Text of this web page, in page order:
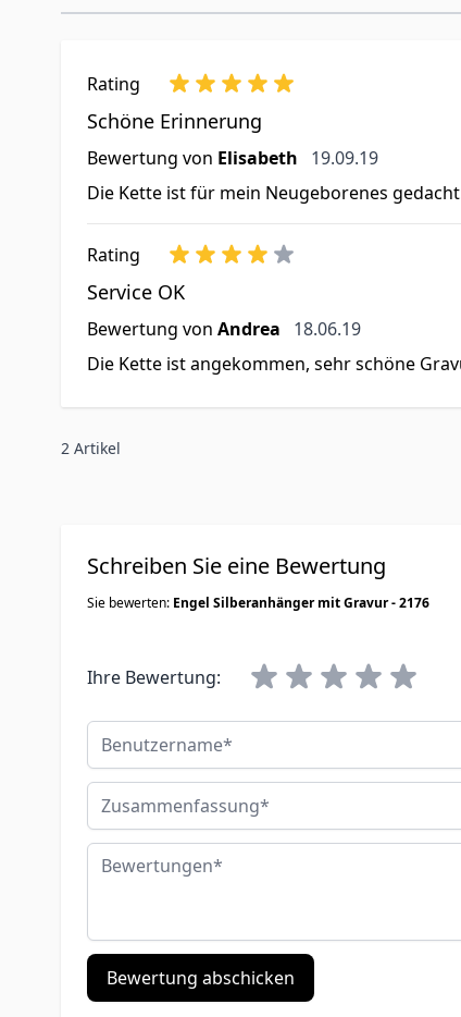
Rating
Schöne Erinnerung
Bewertung von Elisabeth 19. September 2019
19.09.19
Die Kette ist für mein Neugeborenes
Rating
Service OK
Bewertung von Andrea 18. Juni 2019
18.06.19
Die Kette ist angekommen, sehr schöne
2 Artikel
Schreiben Sie eine Bewertung
Sie bewerten: Engel Silberanhänger mit Gravur - 2176
Ihre Bewertung:
Benutzername
Zusammenfassung
Bewertungen
Bewertung abschicken